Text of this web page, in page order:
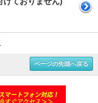
ページの先頭へ戻る